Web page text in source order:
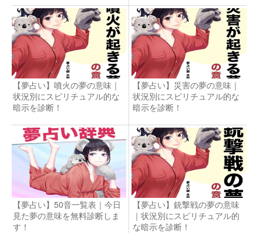
【夢占い】噴火の夢の意味｜
状況別にスピリチュアル的な
暗示を診断！
【夢占い】災害の夢の意味｜
状況別にスピリチュアル的な
暗示を診断！
【夢占い】50音一覧表｜今日
見た夢の意味を無料診断しま
す！
【夢占い】銃撃戦の夢の意味
｜状況別にスピリチュアル的
な暗示を診断！